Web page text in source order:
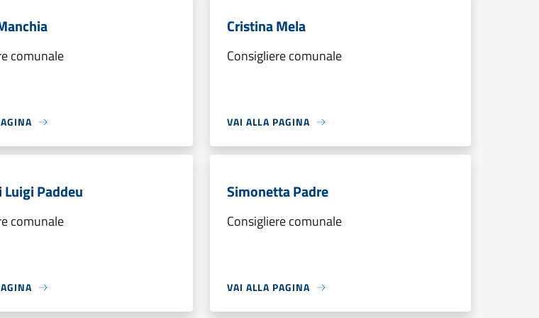
comunale
Cristina Mela
Consigliere comunale
VAI ALLA PAGINA
Luigi Paddeu
comunale
Simonetta Padre
Consigliere comunale
VAI ALLA PAGINA